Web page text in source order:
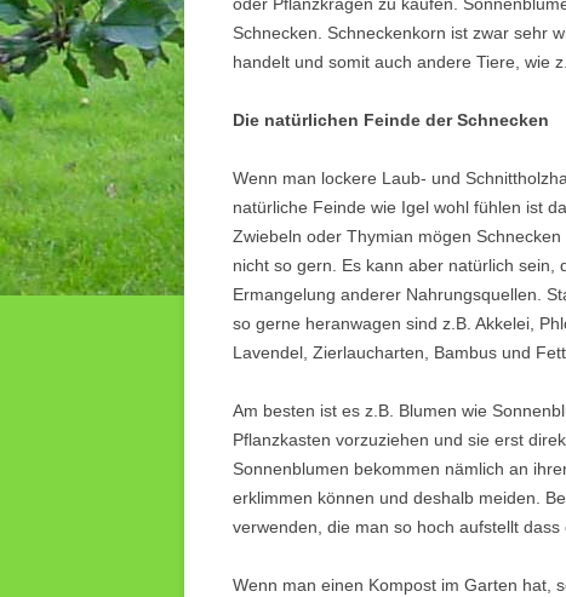
Schnecken. Schneckenkorn ist zwar sehr
handelt und somit auch andere Tiere, wie
Die natürlichen Feinde der Schnecken
Wenn man lockere Laub- und
natürliche Feinde wie Igel wohl fühlen ist
Zwiebeln oder Thymian mögen
nicht so gern. Es kann aber natürlich sein,
Ermangelung anderer Nahrungsquellen.
so gerne heranwagen sind z.B. Akkelei,
Lavendel, Zierlaucharten, Bambus und
Am besten ist es z.B. Blumen wie
Pflanzkasten vorzuziehen und sie erst
Sonnenblumen bekommen nämlich an
erklimmen können und deshalb meiden.
verwenden, die man so hoch aufstellt
Wenn man einen Kompost im Garten hat,